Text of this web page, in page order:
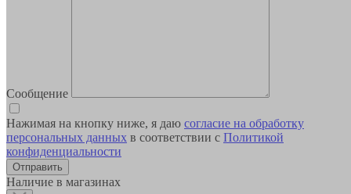
Сообщение
Нажимая на кнопку ниже, я даю согласие на обработку
персональных данных в соответствии с Политикой
конфиденциальности
Наличие в магазинах